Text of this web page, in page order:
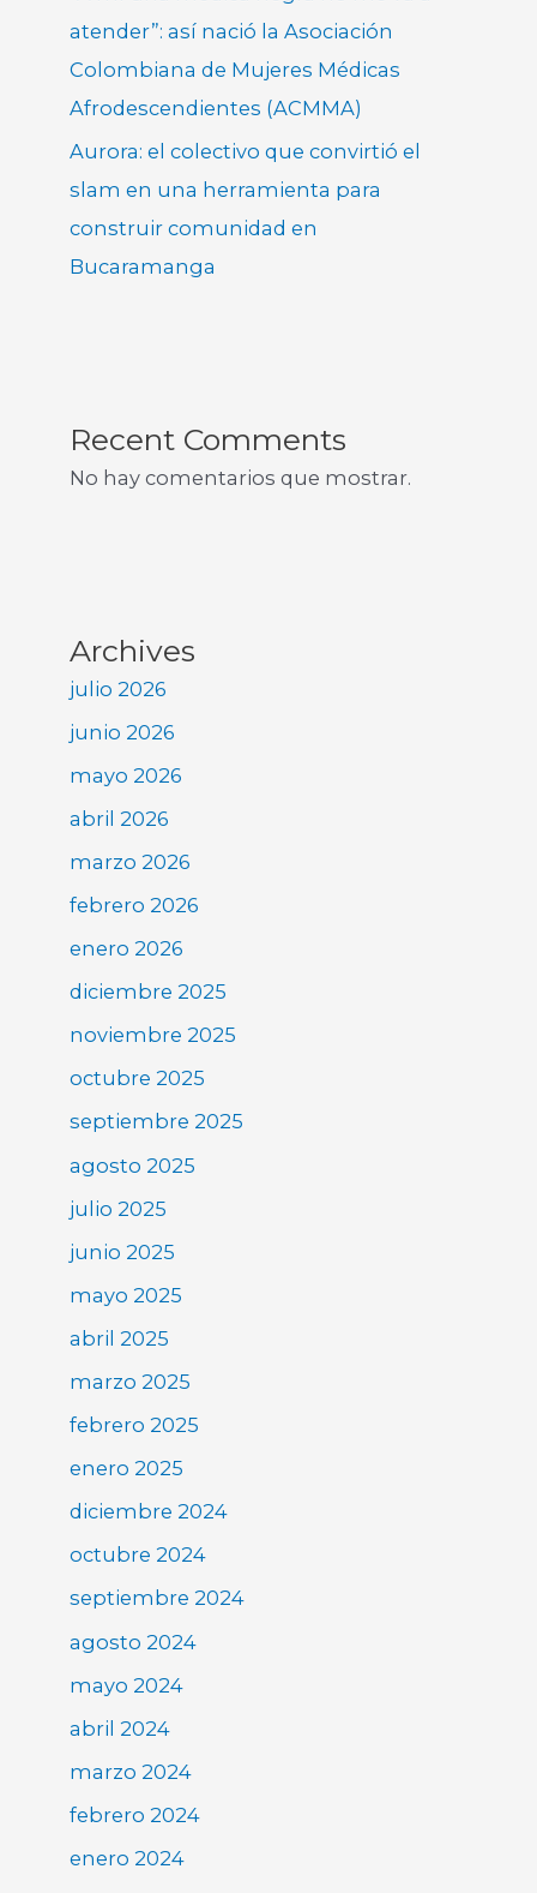
atender”: así nació la Asociación
Colombiana de Mujeres Médicas
Afrodescendientes (ACMMA)
Aurora: el colectivo que convirtió el
slam en una herramienta para
construir comunidad en
Bucaramanga
Recent Comments
No hay comentarios que mostrar.
Archives
julio 2026
junio 2026
mayo 2026
abril 2026
marzo 2026
febrero 2026
enero 2026
diciembre 2025
noviembre 2025
octubre 2025
septiembre 2025
agosto 2025
julio 2025
junio 2025
mayo 2025
abril 2025
marzo 2025
febrero 2025
enero 2025
diciembre 2024
octubre 2024
septiembre 2024
agosto 2024
mayo 2024
abril 2024
marzo 2024
febrero 2024
enero 2024